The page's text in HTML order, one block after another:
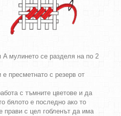
A мулинето се разделя на по 2
е пресметнато с резерв от
с тъмните цветове и да
бялото е последно ако то
прави с цел гобленът да има